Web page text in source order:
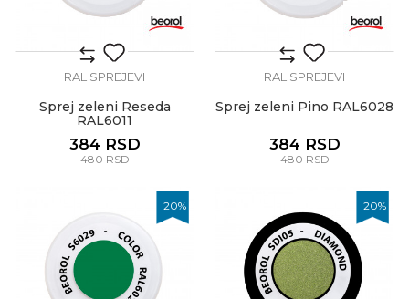
RAL SPREJEVI
Sprej zeleni Reseda
RAL6011
384 RSD
480RSD
RAL SPREJEVI
Sprej zeleni Pino RAL6028
384 RSD
480RSD
20% 20%